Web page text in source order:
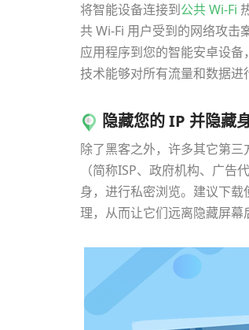
将智能设备连接到公共 Wi-Fi
共 Wi-Fi 用户受到的网络攻
应用程序到您的智能安卓设
技术能够对所有流量和数据进
隐藏您的 IP 并隐藏
除了黑客之外，许多其它第
（简称ISP、政府机构、广
身，进行私密浏览。建议下
理，从而让它们远离隐藏屏幕